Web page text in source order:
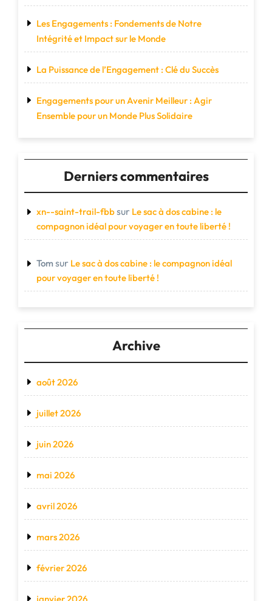
Les Engagements : Fondements de Notre
Intégrité et Impact sur le Monde
La Puissance de l’Engagement : Clé du Succès
Engagements pour un Avenir Meilleur : Agir
Ensemble pour un Monde Plus Solidaire
Derniers commentaires
xn--saint-trail-fbbsur Le sac à dos cabine : le
compagnon idéal pour voyager en toute liberté !
Tom sur Le sac à dos cabine : le compagnon idéal
pour voyager en toute liberté !
Archive
août 2026
juillet 2026
juin 2026
mai 2026
avril 2026
mars 2026
février 2026